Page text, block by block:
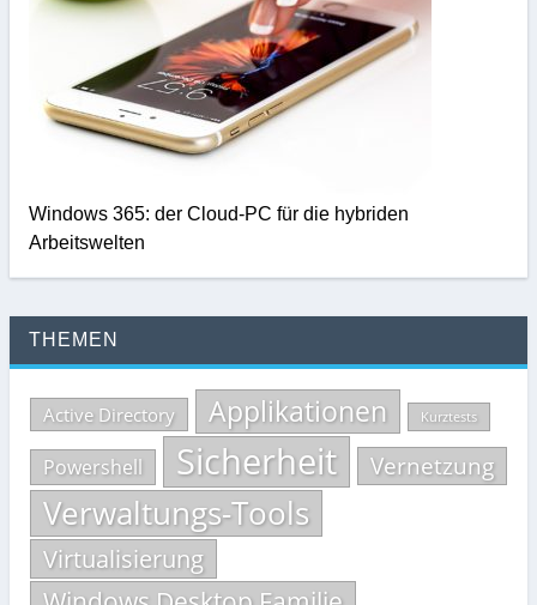
Windows 365: der Cloud-PC für die hybriden
Arbeitswelten
THEMEN
Active Directory Applikationen Kurztests
Powershell Sicherheit Vernetzung
Verwaltungs-Tools
Virtualisierung